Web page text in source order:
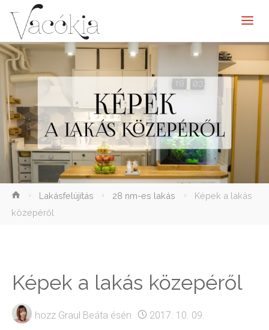
elenítése
Lakásfelújítás 28 nm-es lakás
Képek a lakás
közepéről
Képek a lakás közepéről
hozz Graul Beáta ésén 2017. 10. 09.